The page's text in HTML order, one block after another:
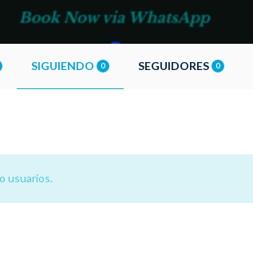
SIGUIENDO 0 SEGUIDORES 0
usuarios.